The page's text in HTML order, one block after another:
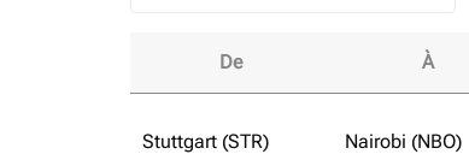
De À
Stuttgart (STR) Nairobi (NBO)